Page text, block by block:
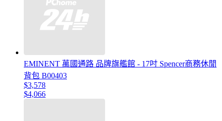
EMINENT 萬國通路 品牌旗艦館 - 17吋 Spencer商務休閒
背包 B00403
$3,578
$4,066